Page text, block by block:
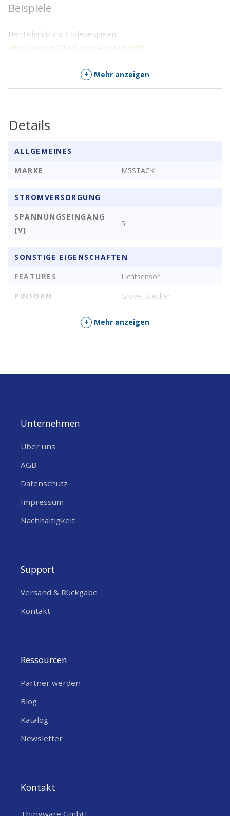
Beispiele
Herstellerlink mit Codebeispielen:
https://docs.m5stack.com/#/en/unit/light
1x Kunststoffbox
+ Mehr anzeigen
Details
ALLGEMEINES
MARKE
M5STACK
STROMVERSORGUNG
SPANNUNGSEINGANG
[V]
5
SONSTIGE EIGENSCHAFTEN
FEATURES
Lichtsensor
PINFORM
Grove, Stecker
+ Mehr anzeigen
Unternehmen
Über uns
AGB
Datenschutz
Impressum
Nachhaltigkeit
Support
Versand & Rückgabe
Kontakt
Ressourcen
Partner werden
Blog
Katalog
Newsletter
Kontakt
Thingware GmbH